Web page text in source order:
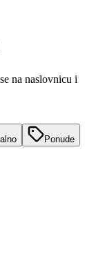
na naslovnicu i
Ponude